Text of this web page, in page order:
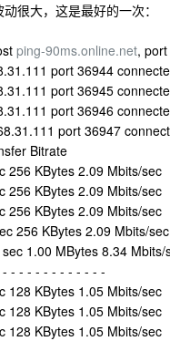
很大，这是最好的一次：
ping-90ms.online.net,
port 36944
port 36945
port 36946
port 36947
Bitrate
256 KBytes 2.09 Mbits/sec
256 KBytes 2.09 Mbits/sec
256 KBytes 2.09 Mbits/sec
256 KBytes 2.09 Mbits/sec
1.00 MBytes 8.34 Mbits/
- - - - - - - - - - - -
128 KBytes 1.05 Mbits/sec
128 KBytes 1.05 Mbits/sec
128 KBytes 1.05 Mbits/sec